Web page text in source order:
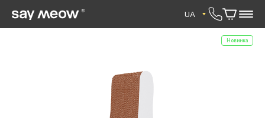
UA
Новинка